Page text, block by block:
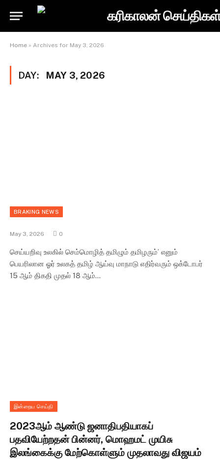
Home » Archives for May 3, 2026
DAY: MAY 3, 2026
BRAKING NEWS
May 3, 2026 0
செய்யறிவு உலகில் செம்மொழித் தமிழும் தமிழரும்’ எனும்
பெயரிலான ஓர் உலகத் தமிழ் ஆய்வு மாநாடு எதிர்வரும் ஒக்டோபர்
15 ஆம் திகதி முதல் 18 ஆம்…
இன்றைய செய்தி
2023ஆம் ஆண்டு ஜனாதிபதியாகப்
பதவியேற்றதன் பின்னர், மொஹமட் முயிசு
இலங்கைக்கு மேற்கொள்ளும் முதலாவது விஜயம்